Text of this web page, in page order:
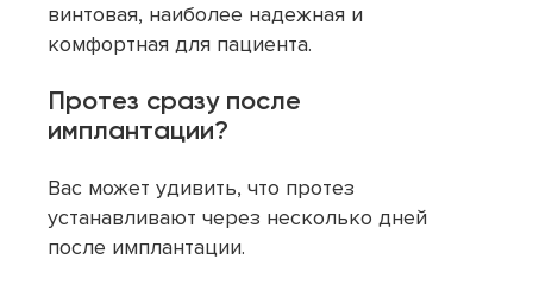
винтовая, наиболее надежная и
комфортная для пациента.
Протез сразу после
имплантации?
Вас может удивить, что протез
устанавливают через несколько дней
после имплантации.